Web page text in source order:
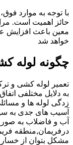
با توجه به موارد
حائز اهمیت است.
معین باعث افزایش
خواهد شد
چگونه لوله
تعمیر لوله کشی و
به دلایل مختلفی
زدگی لوله ها و
آسیب های جدی به
آب و فاضلاب به
درفریمان,منطقه
مشکل بتوان از